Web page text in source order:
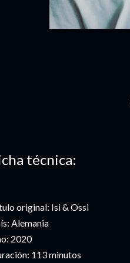
técnica:
original: Isi & Ossi
Alemania
2020
113 minutos